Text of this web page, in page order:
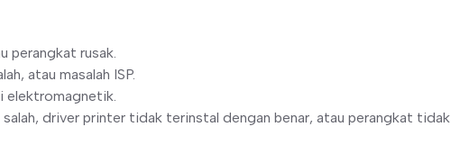
perangkat rusak.
atau masalah ISP.
elektromagnetik.
driver printer tidak terinstal dengan benar, atau perangkat tidak